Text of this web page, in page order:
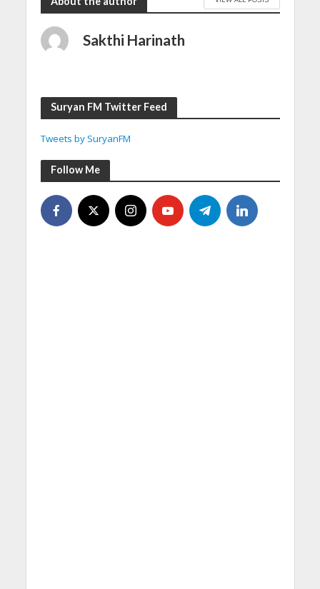
Sakthi Harinath
Suryan FM Twitter Feed
Tweets by SuryanFM
Follow Me